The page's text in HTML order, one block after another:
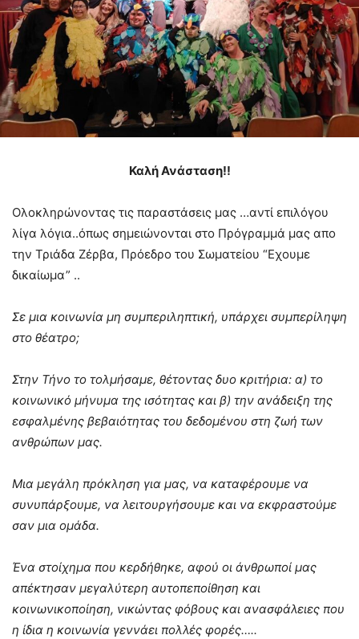
Καλή Ανάσταση!!
Ολοκληρώνοντας τις παραστάσεις μας …αντί επιλόγου
λίγα λόγια..όπως σημειώνονται στο Πρόγραμμά μας απο
την Τριάδα Ζέρβα, Πρόεδρο του Σωματείου “Εχουμε
δικαίωμα” ..
Σε μια κοινωνία μη συμπεριληπτική, υπάρχει συμπερίληψη
στο θέατρο;
Στην Τήνο το τολμήσαμε, θέτοντας δυο κριτήρια: α) το
κοινωνικό μήνυμα της ισότητας και β) την ανάδειξη της
εσφαλμένης βεβαιότητας του δεδομένου στη ζωή των
ανθρώπων μας.
Μια μεγάλη πρόκληση για μας, να καταφέρουμε να
συνυπάρξουμε, να λειτουργήσουμε και να εκφραστούμε
σαν μια ομάδα.
Ένα στοίχημα που κερδήθηκε, αφού οι άνθρωποί μας
απέκτησαν μεγαλύτερη αυτοπεποίθηση και
κοινωνικοποίηση, νικώντας φόβους και ανασφάλειες που
η ίδια η κοινωνία γεννάει πολλές φορές…..